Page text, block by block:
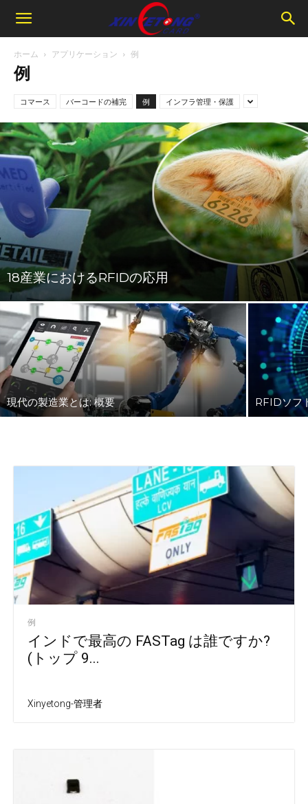
ホーム アプリケーション 例
例
コマース バーコードの補完 例 インフラ管理・保護
18産業におけるRFIDの応用
現代の製造業とは: 概要 RFIDソフ
例
インドで最高の FASTag は誰ですか?
(トップ 9...
Xinyetong-管理者